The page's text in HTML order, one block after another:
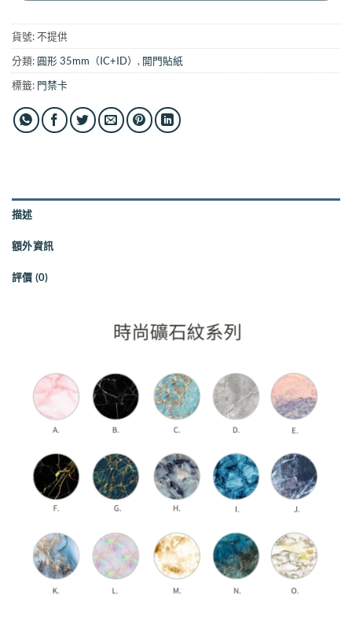
貨號:不提供
分類: 圓形 35mm（IC+ID） , 開門貼紙
標籤: 門禁卡
描述
額外資訊
評價 (0)